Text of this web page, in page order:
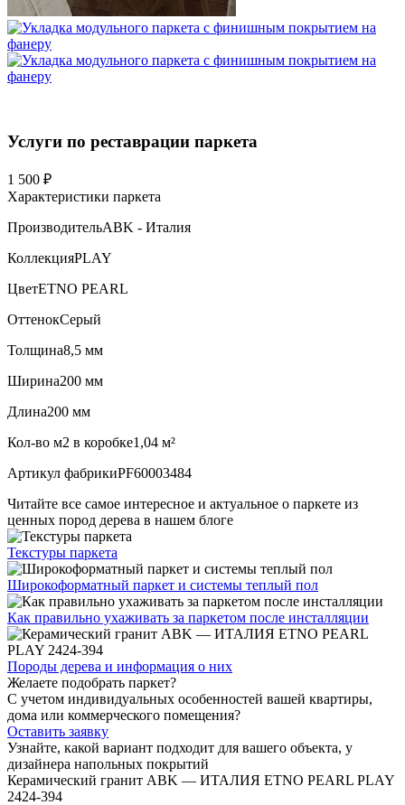
Услуги по реставрации паркета
1 500 ₽
Характеристики паркета
ПроизводительABK - Италия
КоллекцияPLAY
ЦветETNO PEARL
ОттенокСерый
Толщина8,5 мм
Ширина200 мм
Длина200 мм
Кол-во м2 в коробке1,04 м²
Артикул фабрикиPF60003484
Читайте все самое интересное и актуальное о паркете из
ценных пород дерева в нашем блоге
Текстуры паркета
Широкоформатный паркет и системы теплый пол
Как правильно ухаживать за паркетом после инсталляции
Породы дерева и информация о них
Желаете подобрать паркет?
С учетом индивидуальных особенностей вашей квартиры,
дома или коммерческого помещения?
Оставить заявку
Узнайте, какой вариант подходит для вашего объекта, у
дизайнера напольных покрытий
Керамический гранит ABK — ИТАЛИЯ ETNO PEARL PLAY
2424-394